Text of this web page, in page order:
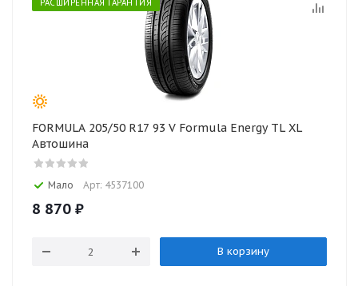
РАСШИРЕННАЯ ГАРАНТИЯ
FORMULA 205/50 R17 93 V Formula Energy TL XL
Автошина
Мало Арт: 4537100
8 870 ₽
В корзину